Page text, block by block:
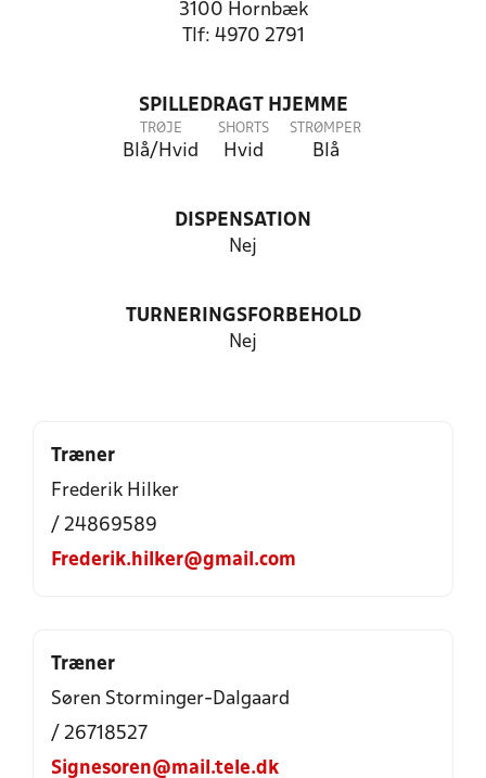
3100 Hornbæk
Tlf: 4970 2791
SPILLEDRAGT HJEMME
TRØJE
Blå/Hvid
SHORTS
Hvid
STRØMPER
Blå
DISPENSATION
Nej
TURNERINGSFORBEHOLD
Nej
Træner
Frederik Hilker
/ 24869589
Frederik.hilker@gmail.com
Træner
Søren Storminger-Dalgaard
/ 26718527
Signesoren@mail.tele.dk